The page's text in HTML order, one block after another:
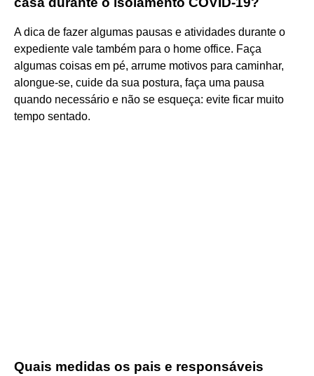
A dica de fazer algumas pausas e atividades durante o
expediente vale também para o home office. Faça
algumas coisas em pé, arrume motivos para caminhar,
alongue-se, cuide da sua postura, faça uma pausa
quando necessário e não se esqueça: evite ficar muito
tempo sentado.
Quais medidas os pais e responsáveis